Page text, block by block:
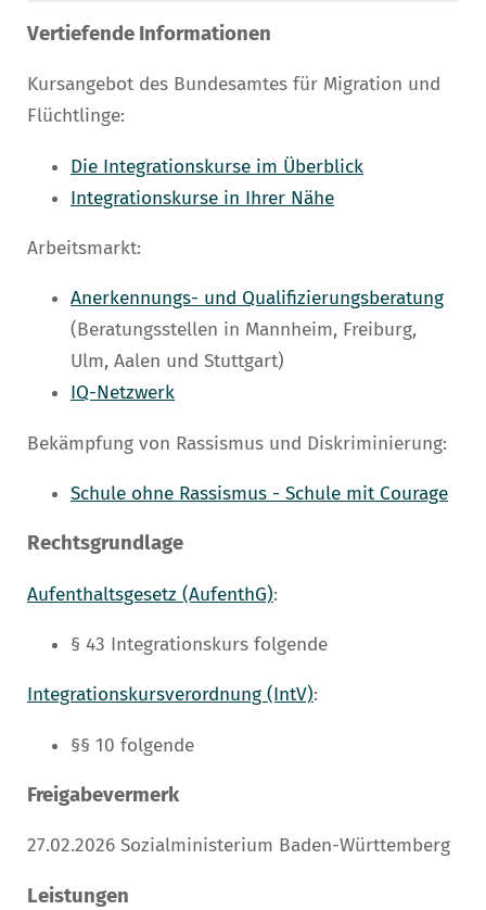
Vertiefende Informationen
Kursangebot des Bundesamtes für Migration und
Flüchtlinge:
Die Integrationskurse im Überblick
Integrationskurse in Ihrer Nähe
Arbeitsmarkt:
Anerkennungs- und Qualifizierungsberatung
(Beratungsstellen in Mannheim, Freiburg,
Ulm, Aalen und Stuttgart)
IQ-Netzwerk
Bekämpfung von Rassismus und Diskriminierung:
Schule ohne Rassismus - Schule mit Courage
Rechtsgrundlage
Aufenthaltsgesetz (AufenthG):
§ 43 Integrationskurs folgende
Integrationskursverordnung (IntV):
§§ 10 folgende
Freigabevermerk
27.02.2026 Sozialministerium Baden-Württemberg
Leistungen